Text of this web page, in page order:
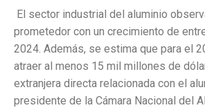
El sector industrial del aluminio
prometedor con un crecimiento de
2024. Además, se estima que para el
atraer al menos 15 mil millones de
extranjera directa relacionada con el
presidente de la Cámara Nacional del